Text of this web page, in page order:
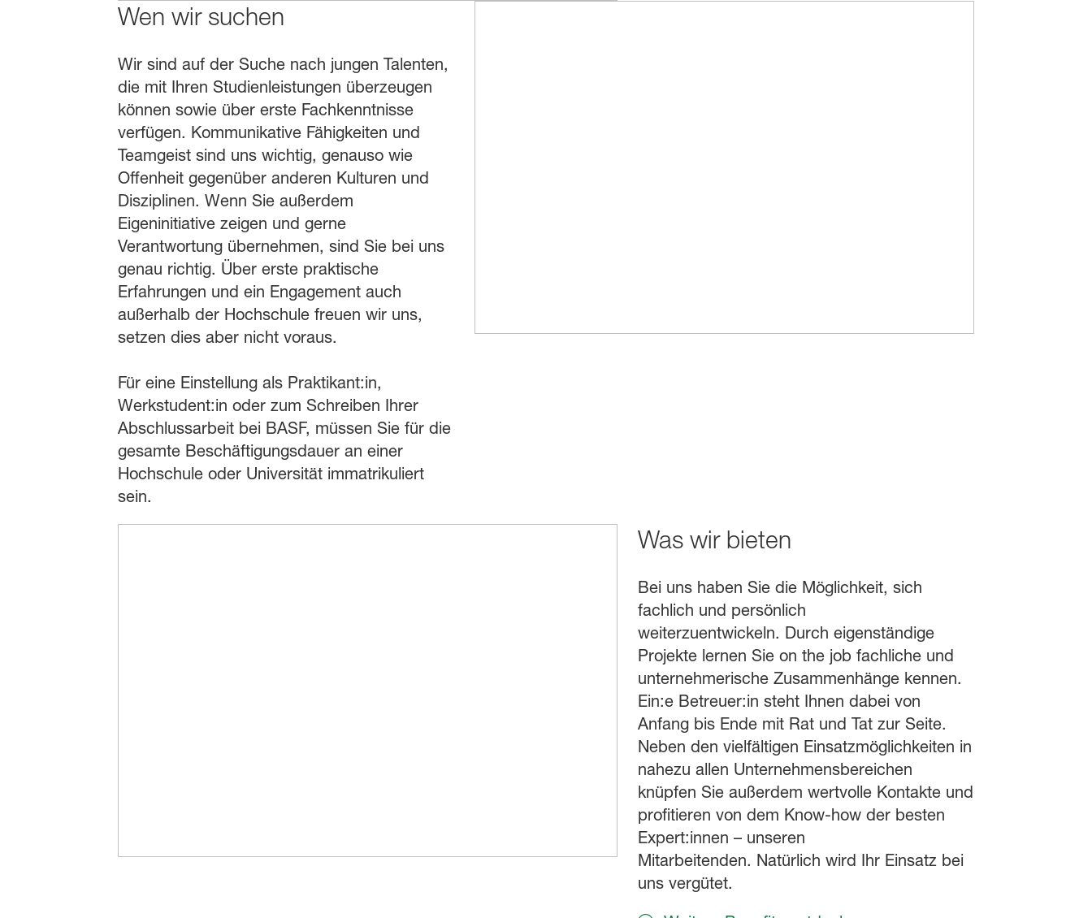
Wen wir suchen
Wir sind auf der Suche nach jungen Talenten,
die mit Ihren Studienleistungen überzeugen
können sowie über erste Fachkenntnisse
verfügen. Kommunikative Fähigkeiten und
Teamgeist sind uns wichtig, genauso wie
Offenheit gegenüber anderen Kulturen und
Disziplinen. Wenn Sie außerdem
Eigeninitiative zeigen und gerne
Verantwortung übernehmen, sind Sie bei uns
genau richtig. Über erste praktische
Erfahrungen und ein Engagement auch
außerhalb der Hochschule freuen wir uns,
setzen dies aber nicht voraus.
Für eine Einstellung als Praktikant:in,
Werkstudent:in oder zum Schreiben Ihrer
Abschlussarbeit bei BASF, müssen Sie für die
gesamte Beschäftigungsdauer an einer
Hochschule oder Universität immatrikuliert
sein.
Was wir bieten
Bei uns haben Sie die Möglichkeit, sich
fachlich und persönlich
weiterzuentwickeln. Durch eigenständige
Projekte lernen Sie on the job fachliche und
unternehmerische Zusammenhänge kennen.
Ein:e Betreuer:in steht Ihnen dabei von
Anfang bis Ende mit Rat und Tat zur Seite.
Neben den vielfältigen Einsatzmöglichkeiten in
nahezu allen Unternehmensbereichen
knüpfen Sie außerdem wertvolle Kontakte und
profitieren von dem Know-how der besten
Expert:innen – unseren
Mitarbeitenden. Natürlich wird Ihr Einsatz bei
uns vergütet.